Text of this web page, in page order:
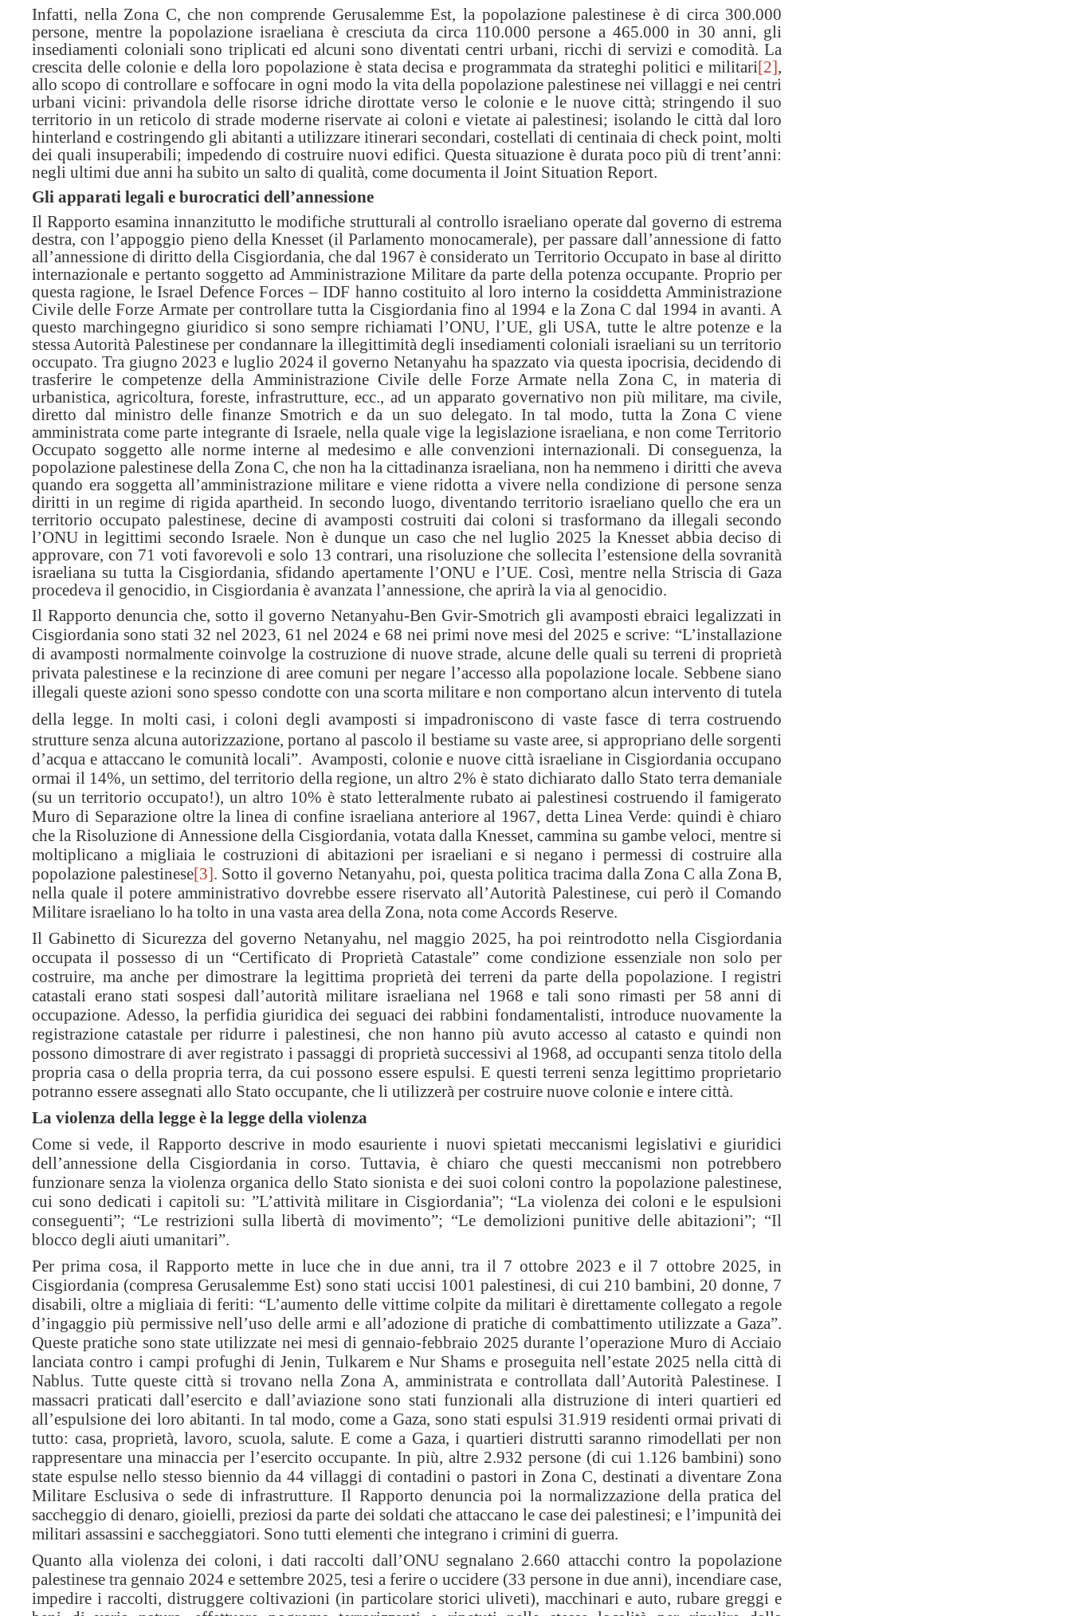
Infatti, nella Zona C, che non comprende Gerusalemme Est, la popolazione palestinese è di circa 300.000
persone, mentre la popolazione israeliana è cresciuta da circa 110.000 persone a 465.000 in 30 anni, gli
insediamenti coloniali sono triplicati ed alcuni sono diventati centri urbani, ricchi di servizi e comodità. La
crescita delle colonie e della loro popolazione è stata decisa e programmata da strateghi politici e militari[2],
allo scopo di controllare e soffocare in ogni modo la vita della popolazione palestinese nei villaggi e nei centri
urbani vicini: privandola delle risorse idriche dirottate verso le colonie e le nuove città; stringendo il suo
territorio in un reticolo di strade moderne riservate ai coloni e vietate ai palestinesi; isolando le città dal loro
hinterland e costringendo gli abitanti a utilizzare itinerari secondari, costellati di centinaia di check point, molti
dei quali insuperabili; impedendo di costruire nuovi edifici. Questa situazione è durata poco più di trent’anni:
negli ultimi due anni ha subito un salto di qualità, come documenta il Joint Situation Report.
Gli apparati legali e burocratici dell’annessione
Il Rapporto esamina innanzitutto le modifiche strutturali al controllo israeliano operate dal governo di estrema
destra, con l’appoggio pieno della Knesset (il Parlamento monocamerale), per passare dall’annessione di fatto
all’annessione di diritto della Cisgiordania, che dal 1967 è considerato un Territorio Occupato in base al diritto
internazionale e pertanto soggetto ad Amministrazione Militare da parte della potenza occupante. Proprio per
questa ragione, le Israel Defence Forces – IDF hanno costituito al loro interno la cosiddetta Amministrazione
Civile delle Forze Armate per controllare tutta la Cisgiordania fino al 1994 e la Zona C dal 1994 in avanti. A
questo marchingegno giuridico si sono sempre richiamati l’ONU, l’UE, gli USA, tutte le altre potenze e la
stessa Autorità Palestinese per condannare la illegittimità degli insediamenti coloniali israeliani su un territorio
occupato. Tra giugno 2023 e luglio 2024 il governo Netanyahu ha spazzato via questa ipocrisia, decidendo di
trasferire le competenze della Amministrazione Civile delle Forze Armate nella Zona C, in materia di
urbanistica, agricoltura, foreste, infrastrutture, ecc., ad un apparato governativo non più militare, ma civile,
diretto dal ministro delle finanze Smotrich e da un suo delegato. In tal modo, tutta la Zona C viene
amministrata come parte integrante di Israele, nella quale vige la legislazione israeliana, e non come Territorio
Occupato soggetto alle norme interne al medesimo e alle convenzioni internazionali. Di conseguenza, la
popolazione palestinese della Zona C, che non ha la cittadinanza israeliana, non ha nemmeno i diritti che aveva
quando era soggetta all’amministrazione militare e viene ridotta a vivere nella condizione di persone senza
diritti in un regime di rigida apartheid. In secondo luogo, diventando territorio israeliano quello che era un
territorio occupato palestinese, decine di avamposti costruiti dai coloni si trasformano da illegali secondo
l’ONU in legittimi secondo Israele. Non è dunque un caso che nel luglio 2025 la Knesset abbia deciso di
approvare, con 71 voti favorevoli e solo 13 contrari, una risoluzione che sollecita l’estensione della sovranità
israeliana su tutta la Cisgiordania, sfidando apertamente l’ONU e l’UE. Così, mentre nella Striscia di Gaza
procedeva il genocidio, in Cisgiordania è avanzata l’annessione, che aprirà la via al genocidio.
Il Rapporto denuncia che, sotto il governo Netanyahu-Ben Gvir-Smotrich gli avamposti ebraici legalizzati in
Cisgiordania sono stati 32 nel 2023, 61 nel 2024 e 68 nei primi nove mesi del 2025 e scrive: “L’installazione
di avamposti normalmente coinvolge la costruzione di nuove strade, alcune delle quali su terreni di proprietà
privata palestinese e la recinzione di aree comuni per negare l’accesso alla popolazione locale. Sebbene siano
illegali queste azioni sono spesso condotte con una scorta militare e non comportano alcun intervento di tutela
della legge. In molti casi, i coloni degli avamposti si impadroniscono di vaste fasce di terra costruendo
strutture senza alcuna autorizzazione, portano al pascolo il bestiame su vaste aree, si appropriano delle sorgenti
d’acqua e attaccano le comunità locali”. Avamposti, colonie e nuove città israeliane in Cisgiordania occupano
ormai il 14%, un settimo, del territorio della regione, un altro 2% è stato dichiarato dallo Stato terra demaniale
(su un territorio occupato!), un altro 10% è stato letteralmente rubato ai palestinesi costruendo il famigerato
Muro di Separazione oltre la linea di confine israeliana anteriore al 1967, detta Linea Verde: quindi è chiaro
che la Risoluzione di Annessione della Cisgiordania, votata dalla Knesset, cammina su gambe veloci, mentre si
moltiplicano a migliaia le costruzioni di abitazioni per israeliani e si negano i permessi di costruire alla
popolazione palestinese[3]. Sotto il governo Netanyahu, poi, questa politica tracima dalla Zona C alla Zona B,
nella quale il potere amministrativo dovrebbe essere riservato all’Autorità Palestinese, cui però il Comando
Militare israeliano lo ha tolto in una vasta area della Zona, nota come Accords Reserve.
Il Gabinetto di Sicurezza del governo Netanyahu, nel maggio 2025, ha poi reintrodotto nella Cisgiordania
occupata il possesso di un “Certificato di Proprietà Catastale” come condizione essenziale non solo per
costruire, ma anche per dimostrare la legittima proprietà dei terreni da parte della popolazione. I registri
catastali erano stati sospesi dall’autorità militare israeliana nel 1968 e tali sono rimasti per 58 anni di
occupazione. Adesso, la perfidia giuridica dei seguaci dei rabbini fondamentalisti, introduce nuovamente la
registrazione catastale per ridurre i palestinesi, che non hanno più avuto accesso al catasto e quindi non
possono dimostrare di aver registrato i passaggi di proprietà successivi al 1968, ad occupanti senza titolo della
propria casa o della propria terra, da cui possono essere espulsi. E questi terreni senza legittimo proprietario
potranno essere assegnati allo Stato occupante, che li utilizzerà per costruire nuove colonie e intere città.
La violenza della legge è la legge della violenza
Come si vede, il Rapporto descrive in modo esauriente i nuovi spietati meccanismi legislativi e giuridici
dell’annessione della Cisgiordania in corso. Tuttavia, è chiaro che questi meccanismi non potrebbero
funzionare senza la violenza organica dello Stato sionista e dei suoi coloni contro la popolazione palestinese,
cui sono dedicati i capitoli su: ”L’attività militare in Cisgiordania”; “La violenza dei coloni e le espulsioni
conseguenti”; “Le restrizioni sulla libertà di movimento”; “Le demolizioni punitive delle abitazioni”; “Il
blocco degli aiuti umanitari”.
Per prima cosa, il Rapporto mette in luce che in due anni, tra il 7 ottobre 2023 e il 7 ottobre 2025, in
Cisgiordania (compresa Gerusalemme Est) sono stati uccisi 1001 palestinesi, di cui 210 bambini, 20 donne, 7
disabili, oltre a migliaia di feriti: “L’aumento delle vittime colpite da militari è direttamente collegato a regole
d’ingaggio più permissive nell’uso delle armi e all’adozione di pratiche di combattimento utilizzate a Gaza”.
Queste pratiche sono state utilizzate nei mesi di gennaio-febbraio 2025 durante l’operazione Muro di Acciaio
lanciata contro i campi profughi di Jenin, Tulkarem e Nur Shams e proseguita nell’estate 2025 nella città di
Nablus. Tutte queste città si trovano nella Zona A, amministrata e controllata dall’Autorità Palestinese. I
massacri praticati dall’esercito e dall’aviazione sono stati funzionali alla distruzione di interi quartieri ed
all’espulsione dei loro abitanti. In tal modo, come a Gaza, sono stati espulsi 31.919 residenti ormai privati di
tutto: casa, proprietà, lavoro, scuola, salute. E come a Gaza, i quartieri distrutti saranno rimodellati per non
rappresentare una minaccia per l’esercito occupante. In più, altre 2.932 persone (di cui 1.126 bambini) sono
state espulse nello stesso biennio da 44 villaggi di contadini o pastori in Zona C, destinati a diventare Zona
Militare Esclusiva o sede di infrastrutture. Il Rapporto denuncia poi la normalizzazione della pratica del
saccheggio di denaro, gioielli, preziosi da parte dei soldati che attaccano le case dei palestinesi; e l’impunità dei
militari assassini e saccheggiatori. Sono tutti elementi che integrano i crimini di guerra.
Quanto alla violenza dei coloni, i dati raccolti dall’ONU segnalano 2.660 attacchi contro la popolazione
palestinese tra gennaio 2024 e settembre 2025, tesi a ferire o uccidere (33 persone in due anni), incendiare case,
impedire i raccolti, distruggere coltivazioni (in particolare storici uliveti), macchinari e auto, rubare greggi e